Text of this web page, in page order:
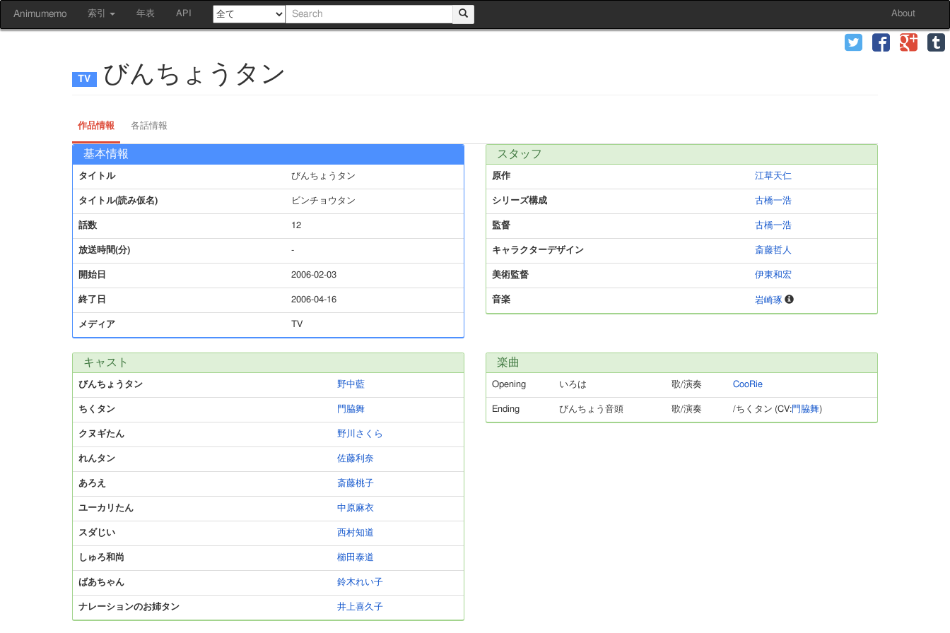
Animumemo 索引 年表 API About
びんちょうタン
作品情報 各話情報
基本情報
タイトル びんちょうタン
タイトル(読み仮名) ビンチョウタン
話数 12
放送時間(分) -
開始日 2006-02-03
終了日 2006-04-16
メディア TV
スタッフ
原作 江草天仁
シリーズ構成 古橋一浩
監督 古橋一浩
キャラクターデザイン 斎藤哲人
美術監督 伊東和宏
音楽 岩崎琢
キャスト
びんちょうタン 野中藍
ちくタン 門脇舞
クヌギたん 野川さくら
れんタン 佐藤利奈
あろえ 斎藤桃子
ユーカリたん 中原麻衣
スダじい 西村知道
しゅろ和尚 櫛田泰道
ばあちゃん 鈴木れい子
ナレーションのお姉タン 井上喜久子
楽曲
Opening いろは 歌/演奏 CooRie
Ending びんちょう音頭 歌/演奏 /ちくタン (CV:門脇舞)